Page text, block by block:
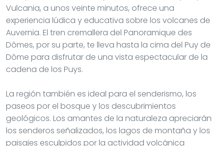
Vulcania, a unos veinte minutos, ofrece una
experiencia lúdica y educativa sobre los volcanes de
Auvernia. El tren cremallera del Panoramique des
Dômes, por su parte, te lleva hasta la cima del Puy de
Dôme para disfrutar de una vista espectacular de la
cadena de los Puys.
La región también es ideal para el senderismo, los
paseos por el bosque y los descubrimientos
geológicos. Los amantes de la naturaleza apreciarán
los senderos señalizados, los lagos de montaña y los
paisajes esculpidos por la actividad volcánica